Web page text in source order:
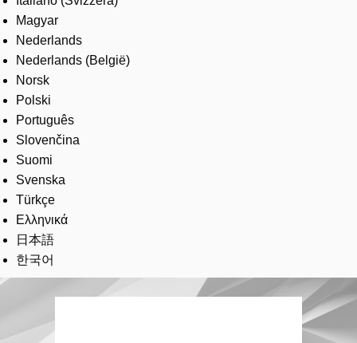
Magyar
Nederlands
Nederlands (België)
Norsk
Polski
Português
Slovenčina
Suomi
Svenska
Türkçe
Ελληνικά
日本語
한국어